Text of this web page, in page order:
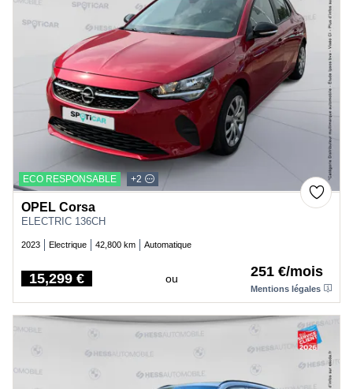
ECO RESPONSABLE +2
OPEL Corsa
ELECTRIC 136CH
2023 Electrique 42,800 km Automatique
Price
15,299 € ou 251 €/mois
Mentions légales